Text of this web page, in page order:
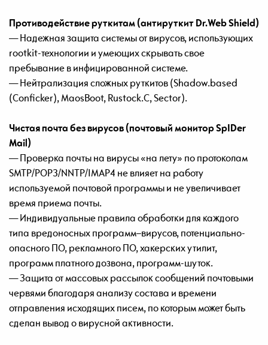
Противодействие руткитам (антируткит Dr.Web Shield)
— Надежная защита системы от вирусов, использующих
rootkit-технологии и умеющих скрывать свое
пребывание в инфицированной системе.
— Нейтрализация сложных руткитов (Shadow.based
(Confiсker), MaosBoot, Rustock.C, Sector).
Чистая почта без вирусов (почтовый монитор SpIDer
Mail)
— Проверка почты на вирусы «на лету» по протоколам
SMTP/POP3/NNTP/IMAP4 не влияет на работу
используемой почтовой программы и не увеличивает
время приема почты.
— Индивидуальные правила обработки для каждого
типа вредоносных программ–вирусов, потенциально-
опасного ПО, рекламного ПО, хакерских утилит,
программ платного дозвона, программ-шуток.
— Защита от массовых рассылок сообщений почтовыми
червями благодаря анализу состава и времени
отправления исходящих писем, по которым может быть
сделан вывод о вирусной активности.